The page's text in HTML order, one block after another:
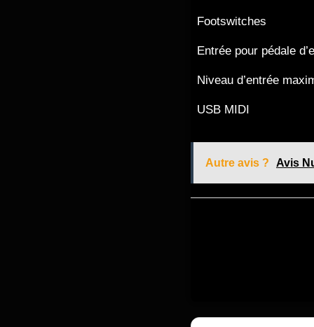
Footswitches
Entrée pour pédale
Niveau d’entrée
USB MIDI
Autre avis ? Avis